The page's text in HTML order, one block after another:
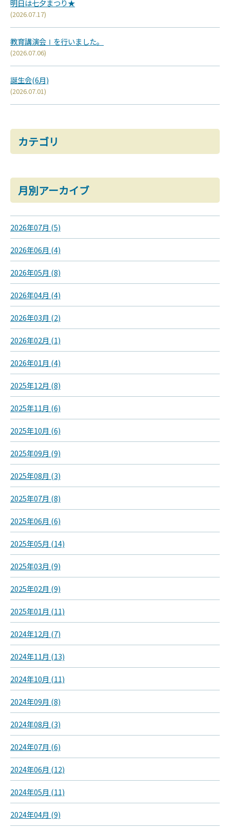
明日は七夕まつり★
(2026.07.17)
教育講演会Ⅰを行いました。
(2026.07.06)
誕生会(6月)
(2026.07.01)
カテゴリ
月別アーカイブ
2026年07月 (5)
2026年06月 (4)
2026年05月 (8)
2026年04月 (4)
2026年03月 (2)
2026年02月 (1)
2026年01月 (4)
2025年12月 (8)
2025年11月 (6)
2025年10月 (6)
2025年09月 (9)
2025年08月 (3)
2025年07月 (8)
2025年06月 (6)
2025年05月 (14)
2025年03月 (9)
2025年02月 (9)
2025年01月 (11)
2024年12月 (7)
2024年11月 (13)
2024年10月 (11)
2024年09月 (8)
2024年08月 (3)
2024年07月 (6)
2024年06月 (12)
2024年05月 (11)
2024年04月 (9)